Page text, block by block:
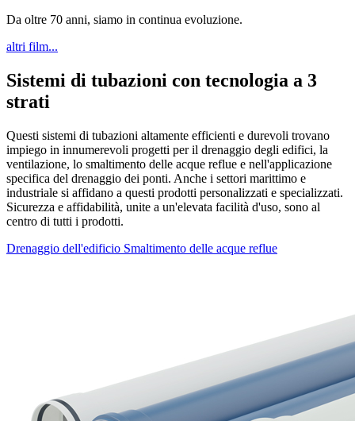
Da oltre 70 anni, siamo in continua evoluzione.
altri film...
Sistemi di tubazioni con tecnologia a 3
strati
Questi sistemi di tubazioni altamente efficienti e durevoli trovano
impiego in innumerevoli progetti per il drenaggio degli edifici, la
ventilazione, lo smaltimento delle acque reflue e nell'applicazione
specifica del drenaggio dei ponti. Anche i settori marittimo e
industriale si affidano a questi prodotti personalizzati e specializzati.
Sicurezza e affidabilità, unite a un'elevata facilità d'uso, sono al
centro di tutti i prodotti.
Drenaggio dell'edificio Smaltimento delle acque reflue